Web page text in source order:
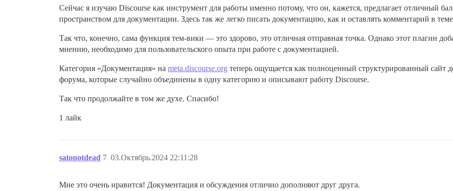
Сейчас я изучаю Discourse как инструмент для работы именно потому, что он, кажется, предлагает отличный
пространством для документации. Здесь так же легко писать документацию, как и оставлять комментарий в
Так что, конечно, сама функция тем-вики — это здорово, это отличная отправная точка. Однако этот плагин
мнению, необходимо для пользовательского опыта при работе с документацией.
Категория «Документация» на meta.discourse.org теперь ощущается как полноценный структурированный сайт
форума, которые случайно объединены в одну категорию и описывают работу Discourse.
Так что продолжайте в том же духе. Спасибо!
1 лайк
satonotdead 03.Октябрь.2024 22:11:28
7
Мне это очень нравится! Документация и обсуждения отлично дополняют друг друга.